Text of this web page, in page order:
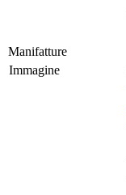
Manifatture
Immagine